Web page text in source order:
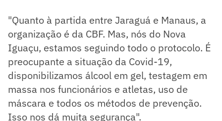
"Quanto à partida entre Jaraguá e Manaus, a
organização é da CBF. Mas, nós do Nova
Iguaçu, estamos seguindo todo o protocolo. É
preocupante a situação da Covid-19,
disponibilizamos álcool em gel, testagem em
massa nos funcionários e atletas, uso de
máscara e todos os métodos de prevenção.
Isso nos dá muita segurança".